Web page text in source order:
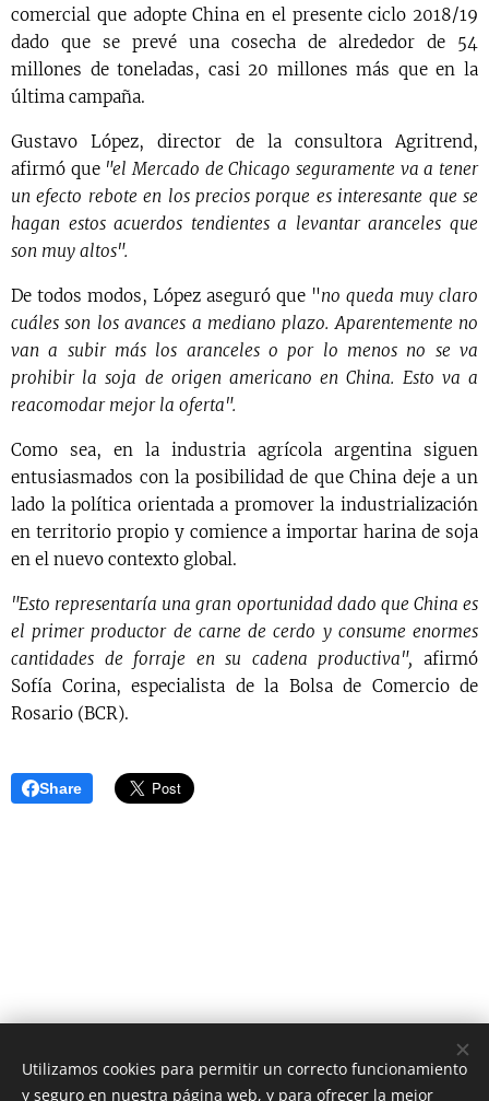
comercial que adopte China en el presente ciclo 2018/19
dado que se prevé una cosecha de alrededor de 54
millones de toneladas, casi 20 millones más que en la
última campaña.
Gustavo López, director de la consultora Agritrend,
afirmó que "el Mercado de Chicago seguramente va a tener
un efecto rebote en los precios porque es interesante que se
hagan estos acuerdos tendientes a levantar aranceles que
son muy altos".
De todos modos, López aseguró que "no queda muy claro
cuáles son los avances a mediano plazo. Aparentemente no
van a subir más los aranceles o por lo menos no se va
prohibir la soja de origen americano en China. Esto va a
reacomodar mejor la oferta".
Como sea, en la industria agrícola argentina siguen
entusiasmados con la posibilidad de que China deje a un
lado la política orientada a promover la industrialización
en territorio propio y comience a importar harina de soja
en el nuevo contexto global.
"Esto representaría una gran oportunidad dado que China es
el primer productor de carne de cerdo y consume enormes
cantidades de forraje en su cadena productiva", afirmó
Sofía Corina, especialista de la Bolsa de Comercio de
Rosario (BCR).
Share
Utilizamos cookies para permitir un correcto funcionamiento
y seguro en nuestra página web, y para ofrecer la mejor